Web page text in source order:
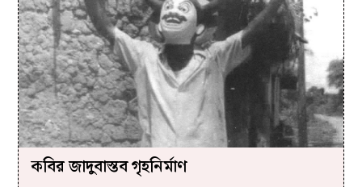
কবির জাদুবাস্তব গৃহনির্মাণ